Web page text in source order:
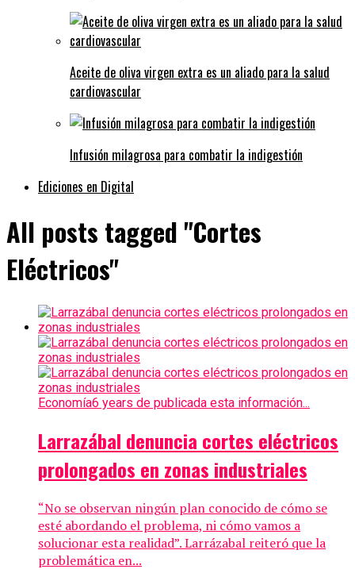
Aceite de oliva virgen extra es un aliado para la salud
cardiovascular
Infusión milagrosa para combatir la indigestión
Ediciones en Digital
All posts tagged "Cortes
Eléctricos"
Economía6 years de publicada esta información...
Larrazábal denuncia cortes eléctricos
prolongados en zonas industriales
“No se observan ningún plan conocido de cómo se
esté abordando el problema, ni cómo vamos a
solucionar esta realidad”. Larrázabal reiteró que la
problemática en...